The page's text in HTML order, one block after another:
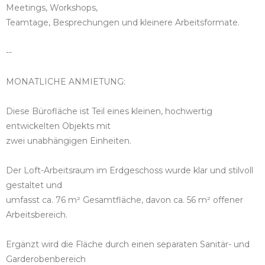
Meetings, Workshops,
Teamtage, Besprechungen und kleinere Arbeitsformate.
--
MONATLICHE ANMIETUNG:
Diese Bürofläche ist Teil eines kleinen, hochwertig
entwickelten Objekts mit
zwei unabhängigen Einheiten.
Der Loft-Arbeitsraum im Erdgeschoss wurde klar und stilvoll
gestaltet und
umfasst ca. 76 m² Gesamtfläche, davon ca. 56 m² offener
Arbeitsbereich.
Ergänzt wird die Fläche durch einen separaten Sanitär- und
Garderobenbereich